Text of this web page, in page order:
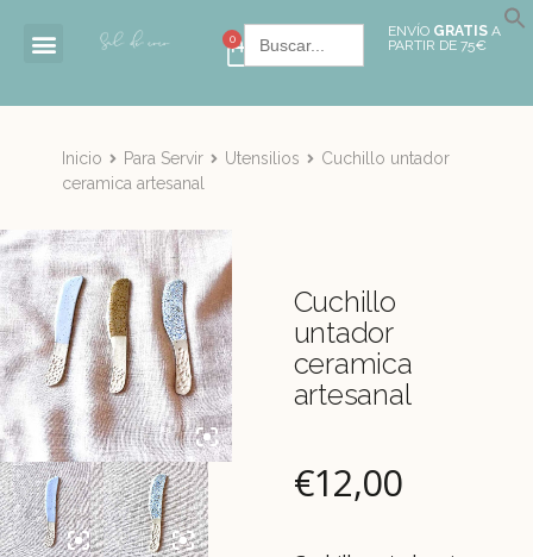
0 Buscar: ENVÍO GRATIS A
PARTIR DE 75€
Inicio Para Servir Utensilios
Cuchillo untador
ceramica artesanal
Cuchillo
untador
ceramica
artesanal
€12,00